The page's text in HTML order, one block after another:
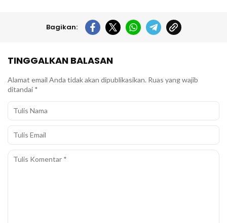
Bagikan:
TINGGALKAN BALASAN
Alamat email Anda tidak akan dipublikasikan. Ruas yang wajib
ditandai *